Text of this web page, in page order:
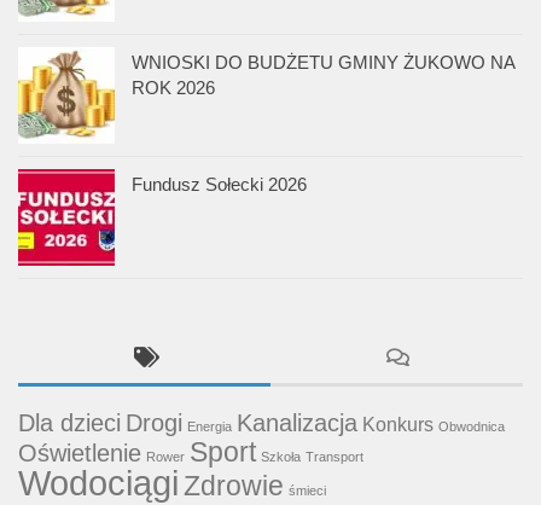
WNIOSKI DO BUDŻETU GMINY ŻUKOWO NA
ROK 2026
Fundusz Sołecki 2026
Dla dzieci Drogi Energia Kanalizacja Konkurs Obwodnica
Oświetlenie Rower Sport Szkoła Transport
WodociągiZdrowie śmieci